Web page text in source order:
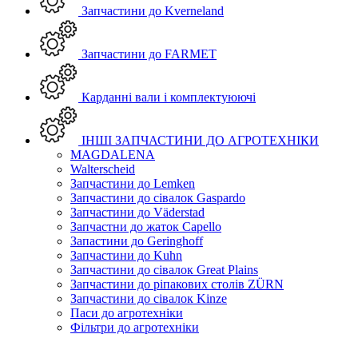
Запчастини до Kverneland
Запчастини до FARMET
Карданні вали і комплектуюючі
ІНШІ ЗАПЧАСТИНИ ДО АГРОТЕХНІКИ
MAGDALENA
Walterscheid
Запчастини до Lemken
Запчастини до сівалок Gaspardo
Запчастини до Väderstad
Запчастни до жаток Capello
Запастини до Geringhoff
Запчастини до Kuhn
Запчастини до сівалок Great Plains
Запчастини до ріпакових столів ZÜRN
Запчастини до сівалок Kinze
Паси до агротехніки
Фільтри до агротехніки